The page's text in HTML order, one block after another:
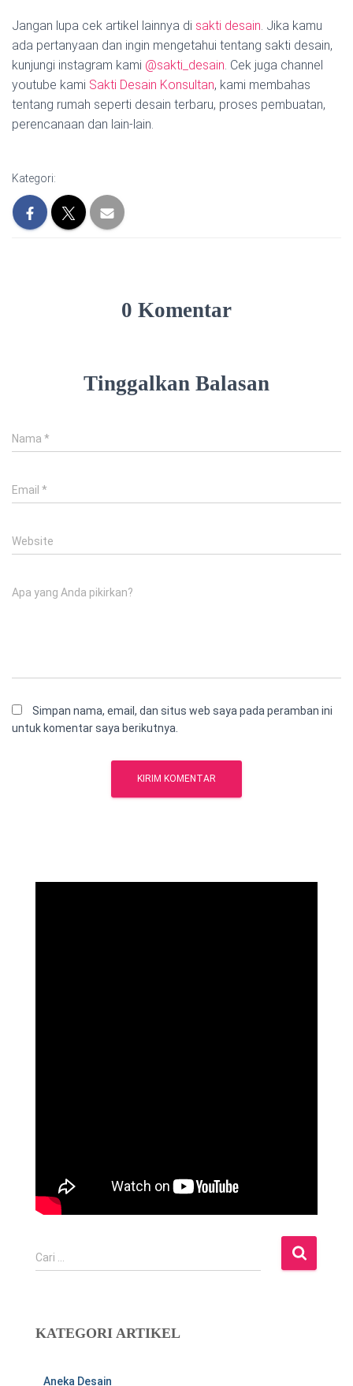
Jangan lupa cek artikel lainnya di sakti desain. Jika kamu
ada pertanyaan dan ingin mengetahui tentang sakti desain,
kunjungi instagram kami @sakti_desain. Cek juga channel
youtube kami Sakti Desain Konsultan, kami membahas
tentang rumah seperti desain terbaru, proses pembuatan,
perencanaan dan lain-lain.
Kategori:
0 Komentar
Tinggalkan Balasan
Nama *
Email *
Website
Apa yang Anda pikirkan?
Simpan nama, email, dan situs web saya pada peramban ini
untuk komentar saya berikutnya.
C
a
n
Cari …
KATEGORI ARTIKEL
Aneka Desain